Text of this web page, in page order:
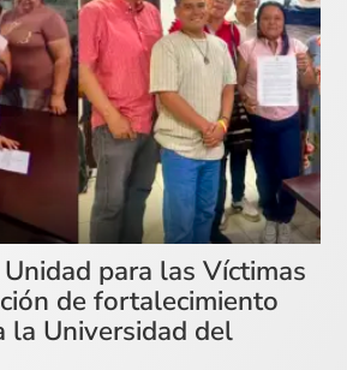
para las Víctimas
de fortalecimiento
la Universidad del